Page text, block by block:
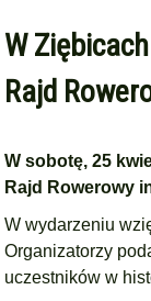
W
Rajd
W sobotę, 25
Rajd Rowerowy
W wydarzeniu
Organizatorzy
uczestników w